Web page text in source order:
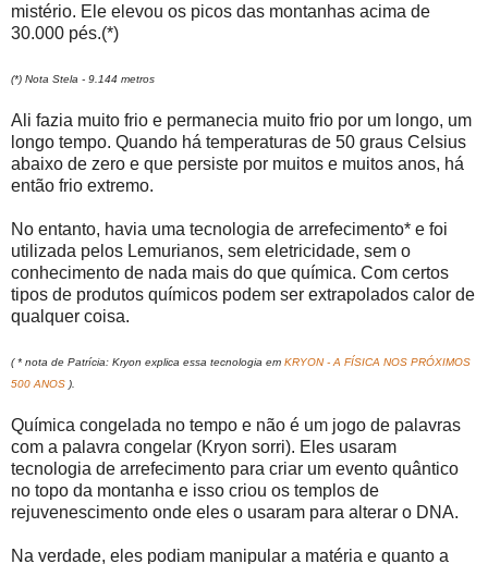
mistério. Ele elevou os picos das montanhas acima de
30.000 pés.(*)
(*) Nota Stela - 9.144 metros
Ali fazia muito frio e permanecia muito frio por um longo, um
longo tempo. Quando há temperaturas de 50 graus Celsius
abaixo de zero e que persiste por muitos e muitos anos, há
então frio extremo.
No entanto, havia uma tecnologia de arrefecimento* e foi
utilizada pelos Lemurianos, sem eletricidade, sem o
conhecimento de nada mais do que química. Com certos
tipos de produtos químicos podem ser extrapolados calor de
qualquer coisa.
( * nota de Patrícia: Kryon explica essa tecnologia em KRYON - A FÍSICA NOS PRÓXIMOS
500 ANOS ).
Química congelada no tempo e não é um jogo de palavras
com a palavra congelar (Kryon sorri). Eles usaram
tecnologia de arrefecimento para criar um evento quântico
no topo da montanha e isso criou os templos de
rejuvenescimento onde eles o usaram para alterar o DNA.
Na verdade, eles podiam manipular a matéria e quanto a